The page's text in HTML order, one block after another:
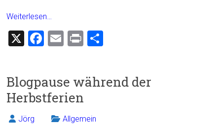
Weiterlesen…
X
F
b
o
ok
E
l
Pr
n
Blogpause während der
Herbstferien
Jörg Allgemein